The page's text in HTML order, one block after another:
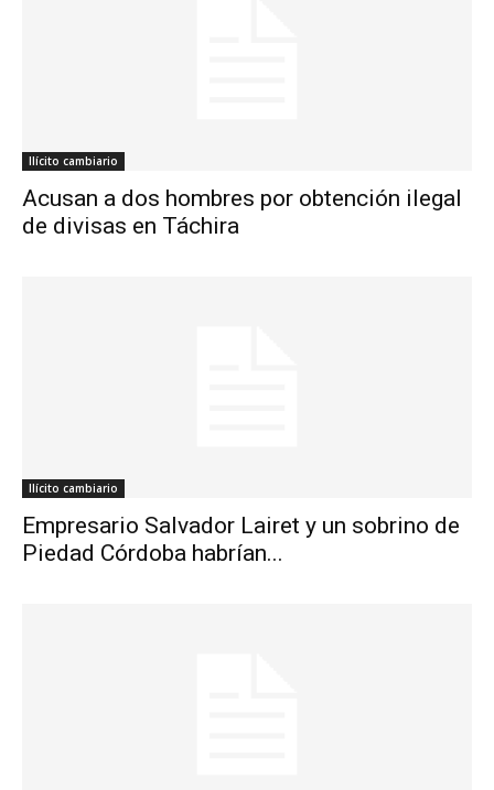
Ilícito cambiario
Acusan a dos hombres por obtención ilegal
de divisas en Táchira
Ilícito cambiario
Empresario Salvador Lairet y un sobrino de
Piedad Córdoba habrían...